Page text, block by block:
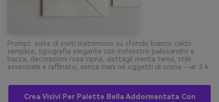
Prompt: suite di inviti matrimonio su sfondo bianco caldo
semplice, tipografia elegante con inchiostro palissandro e
bacca, decorazioni rosa cipria, dettagli menta tenui, stile
essenziale e raffinato, senza mani né oggetti di scena --ar 3:4
Crea Visivi Per Palette Bella Addormentata Con